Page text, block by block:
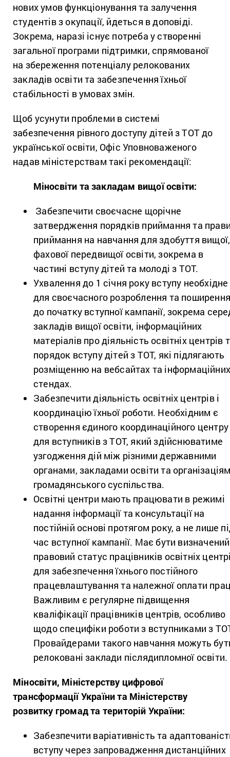
нових умов функціонування та залучення
студентів з окупації, йдеться в доповіді.
Зокрема, наразі існує потреба у створенні
загальної програми підтримки, спрямованої
на збереження потенціалу релокованих
закладів освіти та забезпечення їхньої
стабільності в умовах змін.
Щоб усунути проблеми в системі
забезпечення рівного доступу дітей з ТОТ до
української освіти, Офіс Уповноваженого
надав міністерствам такі рекомендації:
Міносвіти та закладам вищої освіти:
Забезпечити своєчасне щорічне
затвердження порядків приймання та
приймання на навчання для здобуття вищої,
фахової передвищої освіти, зокрема в
частині вступу дітей та молоді з ТОТ.
Ухвалення до 1 січня року вступу необхідне
для своєчасного розроблення та
до початку вступної кампанії, зокрема
закладів вищої освіти, інформаційних
матеріалів про діяльність освітніх центрів
порядок вступу дітей з ТОТ, які підлягають
розміщенню на вебсайтах та
стендах.
Забезпечити діяльність освітніх центрів і
координацію їхньої роботи. Необхідним є
створення єдиного координаційного центру
для вступників з ТОТ, який здійснюватиме
узгодження дій між різними державними
органами, закладами освіти та
громадянського суспільства.
Освітні центри мають працювати в режимі
надання інформації та консультації на
постійній основі протягом року, а не лише
час вступної кампанії. Має бути визначений
правовий статус працівників освітніх
для забезпечення їхнього постійного
працевлаштування та належної оплати
Важливим є регулярне підвищення
кваліфікації працівників центрів, особливо
щодо специфіки роботи з вступниками з
Провайдерами такого навчання можуть
релоковані заклади післядипломної освіти.
Міносвіти, Міністерству цифрової
трансформації України та Міністерству
розвитку громад та територій України:
Забезпечити варіативність та
вступу через запровадження дистанційних